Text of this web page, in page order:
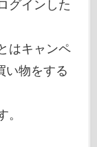
グインした
はキャンペ
い物をする
。